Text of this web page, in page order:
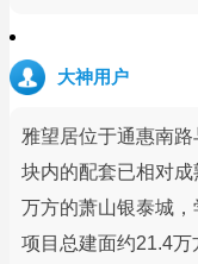
大神用户
雅望居位于通惠南
块内的配套已相对
万方的萧山银泰城，
项目总建面约21.4